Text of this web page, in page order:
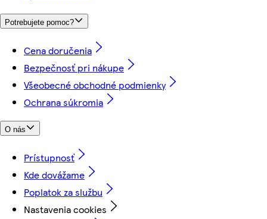
Potrebujete pomoc?
Cena doručenia
Bezpečnosť pri nákupe
Všeobecné obchodné podmienky
Ochrana súkromia
O nás
Prístupnosť
Kde dovážame
Poplatok za službu
Nastavenia cookies